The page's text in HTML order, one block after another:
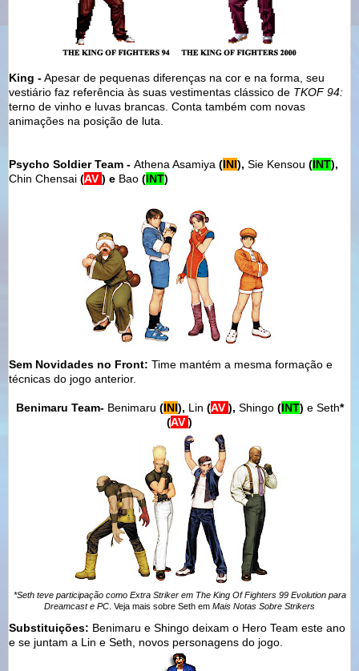
King -Apesar de pequenas diferenças na cor e na forma, seu
vestiário faz referência às suas vestimentas clássico de TKOF 94:
terno de vinho e luvas brancas. Conta também com novas
animações na posição de luta.
Psycho Soldier Team - Athena Asamiya (INI), Sie Kensou (INT),
Chin Chensai (AV ) e Bao (INT)
Sem Novidades no Front: Time mantém a mesma formação e
técnicas do jogo anterior.
Benimaru Team- Benimaru (INI), Lin (AV ), Shingo(INT) e Seth*
(AV )
*Seth teve participação como Extra Striker em The King Of Fighters 99 Evolution para
Dreamcast e PC . Veja mais sobre Seth em Mais Notas Sobre Strikers
Substituições: Benimaru e Shingo deixam o Hero Team este ano
e se juntam a Lin e Seth, novos personagens do jogo.